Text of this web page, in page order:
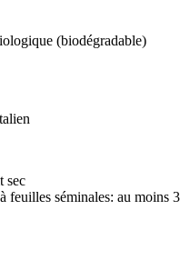
(biodégradable)
sec
feuilles séminales: au moins 3